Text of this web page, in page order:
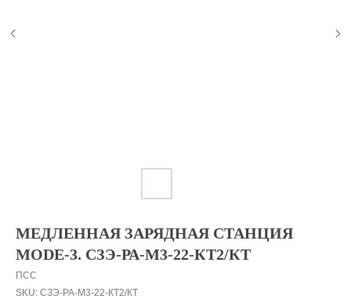
МЕДЛЕННАЯ ЗАРЯДНАЯ СТАНЦИЯ
MODE-3. СЗЭ-РА-М3-22-КT2/КТ
ПСС
SKU: СЗЭ-РА-М3-22-КT2/КТ